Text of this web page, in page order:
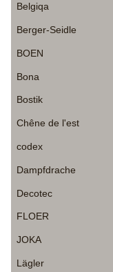
Belgiqa
Berger-Seidle
BOEN
Bona
Bostik
Chêne de l'est
codex
Dampfdrache
Decotec
FLOER
JOKA
Lägler